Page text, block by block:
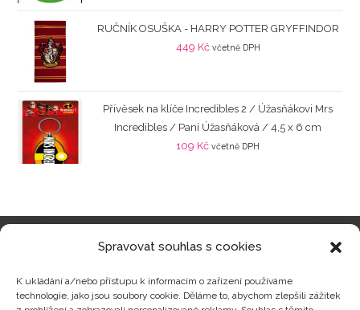
Spravovat souhlas s cookies
K ukládání a/nebo přístupu k informacím o zařízení používáme
technologie, jako jsou soubory cookie. Děláme to, abychom zlepšili zážitek
RUČNÍK OSUŠKA - HARRY POTTER GRYFFINDOR
449 Kč včetně DPH
Přívěsek na klíče Incredibles 2 / Úžasňákovi Mrs
Incredibles / Paní Úžasňáková / 4,5 x 6 cm
109 Kč včetně DPH